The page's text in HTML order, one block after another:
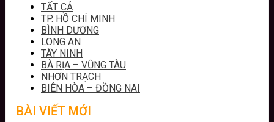
TẤT CẢ
TP. HỒ CHÍ MINH
BÌNH DƯƠNG
LONG AN
TÂY NINH
BÀ RỊA – VŨNG TÀU
NHƠN TRẠCH
BIÊN HÒA – ĐỒNG NAI
BÀI VIẾT MỚI